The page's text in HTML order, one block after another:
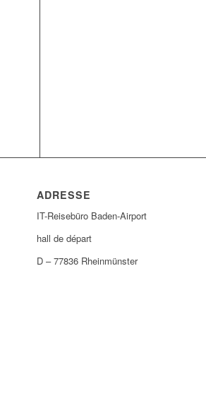
ADRESSE
IT-Reisebüro Baden-Airport
hall de départ
D – 77836 Rheinmünster